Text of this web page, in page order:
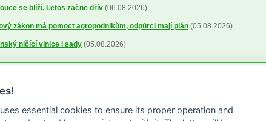
se blíží. Letos začne dřív (06.08.2026)
zákon má pomoct agropodnikům, odpůrci mají plán (05.08.2026)
ničící vinice i sady (05.08.2026)
spolupráce
essential cookies to ensure its proper operation and